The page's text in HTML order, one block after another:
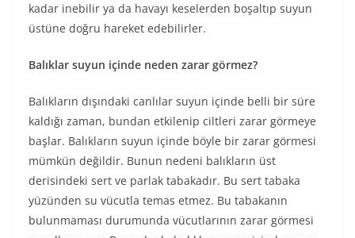
kadar inebilir ya da havayı keselerden boşaltıp suyun
üstüne doğru hareket edebilirler.
Balıklar suyun içinde neden zarar görmez?
Balıkların dışındaki canlılar suyun içinde belli bir süre
kaldığı zaman, bundan etkilenip ciltleri zarar görmeye
başlar. Balıkların suyun içinde böyle bir zarar görmesi
mümkün değildir. Bunun nedeni balıkların üst
derisindeki sert ve parlak tabakadır. Bu sert tabaka
yüzünden su vücutla temas etmez. Bu tabakanın
bulunmaması durumunda vücutlarının zarar görmesi